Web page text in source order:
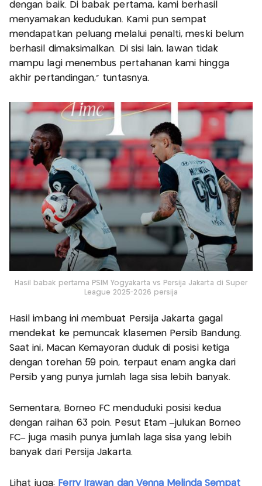
dengan baik. Di babak pertama, kami berhasil
menyamakan kedudukan. Kami pun sempat
mendapatkan peluang melalui penalti, meski belum
berhasil dimaksimalkan. Di sisi lain, lawan tidak
mampu lagi menembus pertahanan kami hingga
akhir pertandingan,” tuntasnya.
Hasil babak pertama PSIM Yogyakarta vs Persija Jakarta di Super
League 2025-2026 persija
Hasil imbang ini membuat Persija Jakarta gagal
mendekat ke pemuncak klasemen Persib Bandung.
Saat ini, Macan Kemayoran duduk di posisi ketiga
dengan torehan 59 poin, terpaut enam angka dari
Persib yang punya jumlah laga sisa lebih banyak.
Sementara, Borneo FC menduduki posisi kedua
dengan raihan 63 poin. Pesut Etam –julukan Borneo
FC– juga masih punya jumlah laga sisa yang lebih
banyak dari Persija Jakarta.
Lihat juga: Ferry Irawan dan Venna Melinda Sempat